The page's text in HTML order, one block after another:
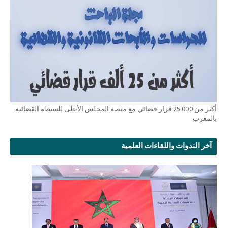
أكثر من 25.000 قرار قضائي مع منصة المجلس الأعلى للسبطة القضائية
بالمغرب
آخر الندوات واللقاءات العلمية